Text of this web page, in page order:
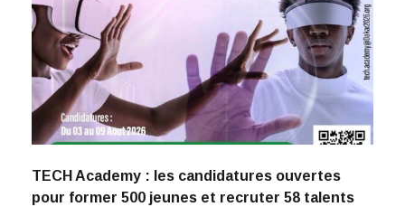
TECH Academy : les candidatures ouvertes
pour former 500 jeunes et recruter 58 talents